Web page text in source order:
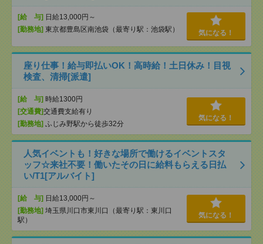
[給 与] 日給13,000円～
[勤務地] 東京都豊島区南池袋（最寄り駅：池袋駅） 気になる！
座り仕事！給与即払いOK！高時給！土日休み！目視
検査、清掃[派遣]
[給 与] 時給1300円
[交通費]交通費支給有り
[勤務地] ふじみ野駅から徒歩32分
気になる！
人気イベントも！好きな場所で働けるイベントスタ
ッフ☆来社不要！働いたその日に給料もらえる日払
い/T1[アルバイト]
[給 与] 日給13,000円～
[勤務地] 埼玉県川口市東川口（最寄り駅：東川口
駅）
気になる！